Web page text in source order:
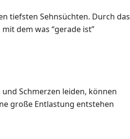
tiefsten Sehnsüchten. Durch das
dem was “gerade ist”
Schmerzen leiden, können
große Entlastung entstehen